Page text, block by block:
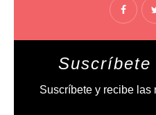
Suscríbete
Suscríbete y recibe las